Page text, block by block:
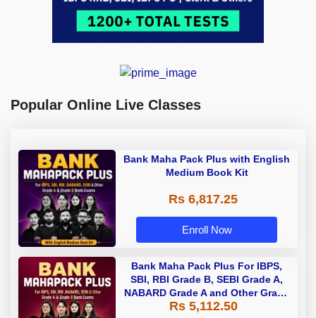
Popular Online Live Classes
Bank Maha Pack Plus with English
Medium Book Kit
Rs 6,817.25
Enroll Now
Bank Maha Pack Plus For IBPS,
SBI, RBI Grade B, SEBI Grade A,
NABARD Grade A and Other Grade
A & Grade B Bank Exams
Rs 5,112.50